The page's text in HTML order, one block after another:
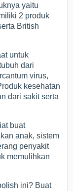
yaitu
2 produk
British
untuk
dari
virus,
kesehatan
dari sakit serta
buat
anak, sistem
penyakit
memulihkan
ini? Buat